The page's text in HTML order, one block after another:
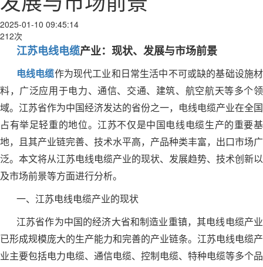
2025-01-10 09:45:14
212次
江苏电线电缆产业：现状、发展与市场前景
电线电缆作为现代工业和日常生活中不可或缺的基础设施材
料，广泛应用于电力、通信、交通、建筑、航空航天等多个领
域。江苏省作为中国经济发达的省份之一，电线电缆产业在全国
占有举足轻重的地位。江苏不仅是中国电线电缆生产的重要基
地，且其产业链完善、技术水平高，产品种类丰富，出口市场广
泛。本文将从江苏电线电缆产业的现状、发展趋势、技术创新以
及市场前景等方面进行分析。
一、江苏电线电缆产业的现状
江苏省作为中国的经济大省和制造业重镇，其电线电缆产业
已形成规模庞大的生产能力和完善的产业链条。江苏电线电缆产
业主要包括电力电缆、通信电缆、控制电缆、特种电缆等多个品